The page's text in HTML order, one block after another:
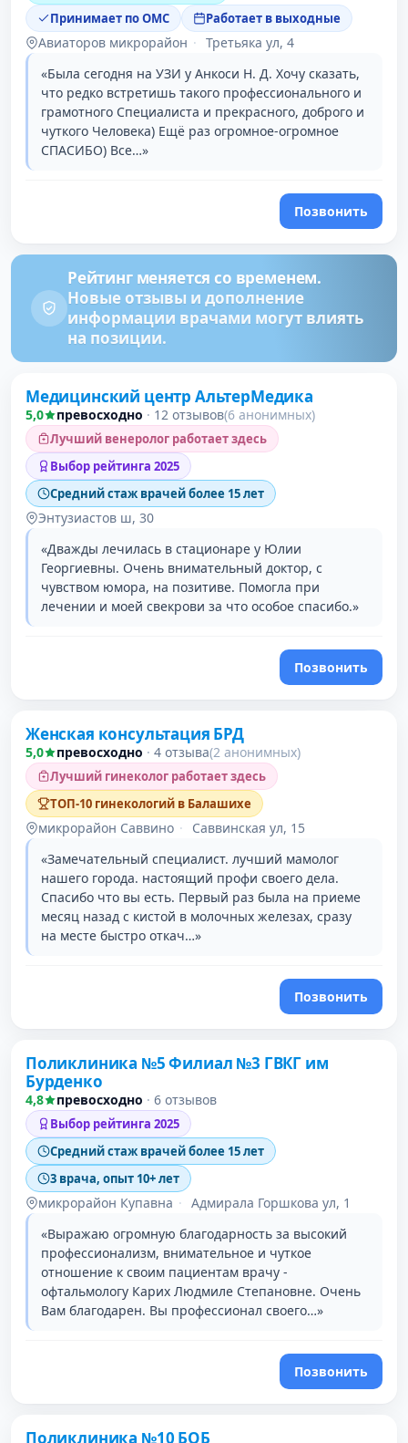
Принимает по ОМС
Работает в выходные
Авиаторов микрорайон · Третьяка ул, 4
«Была сегодня на УЗИ у Анкоси Н. Д. Хочу сказать,
что редко встретишь такого профессионального и
грамотного Специалиста и прекрасного, доброго и
чуткого Человека) Ещё раз огромное-огромное
СПАСИБО) Все…»
Позвонить
Рейтинг меняется со временем.
Новые отзывы и дополнение
информации врачами могут влиять
на позиции.
Проверено давно
Медицинский центр АльтерМедика
5,0 превосходно · 12 отзывов(6 анонимных)
Лучший венеролог работает здесь
Выбор рейтинга 2025
Средний стаж врачей более 15 лет
Энтузиастов ш, 30
«Дважды лечилась в стационаре у Юлии
Георгиевны. Очень внимательный доктор, с
чувством юмора, на позитиве. Помогла при
лечении и моей свекрови за что особое спасибо.»
Позвонить
Женская консультация БРД
5,0 превосходно · 4 отзыва(2 анонимных)
Лучший гинеколог работает здесь
ТОП-10 гинекологий в Балашихе
микрорайон Саввино ·
Саввинская ул, 15
«Замечательный специалист. лучший мамолог
нашего города. настоящий профи своего дела.
Спасибо что вы есть. Первый раз была на приеме
месяц назад с кистой в молочных железах, сразу
на месте быстро откач…»
Позвонить
Поликлиника №5 Филиал №3 ГВКГ им
Бурденко
4,8 превосходно · 6 отзывов
Выбор рейтинга 2025
Средний стаж врачей более 15 лет
3 врача, опыт 10+ лет
микрорайон Купавна · Адмирала Горшкова ул, 1
«Выражаю огромную благодарность за высокий
профессионализм, внимательное и чуткое
отношение к своим пациентам врачу -
офтальмологу Карих Людмиле Степановне. Очень
Вам благодарен. Вы профессионал своего…»
Позвонить
Поликлиника №10 БОБ